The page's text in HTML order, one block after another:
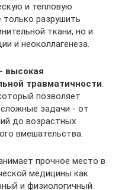
и тепловую
разрушить
ткани, но и
и неоколлагенеза.
высокая
травматичности
позволяет
задачи - от
до возрастных
вмешательства.
прочное место в
медицины как
и физиологичный